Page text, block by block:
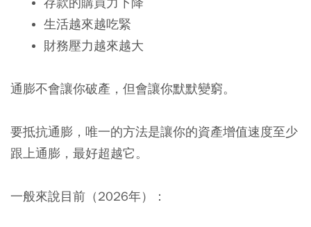
生活越來越吃緊
財務壓力越來越大
通膨不會讓你破產，但會讓你默默變窮。
要抵抗通膨，唯一的方法是讓你的資產增值速度至少
跟上通膨，最好超越它。
一般來說目前（2026年）：